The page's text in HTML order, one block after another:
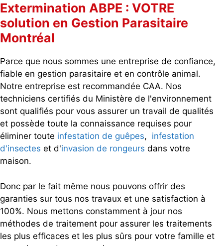
Extermination ABPE : VOTRE
solution en Gestion Parasitaire
Montréal
Parce que nous sommes une entreprise de confiance,
fiable en gestion parasitaire et en contrôle animal.
Notre entreprise est recommandée CAA. Nos
techniciens certifiés du Ministère de l'environnement
sont qualifiés pour vous assurer un travail de qualités
et possède toute la connaissance requises pour
éliminer toute infestation de guêpes, infestation
d'insectes et d'invasion de rongeurs dans votre
maison.
Donc par le fait même nous pouvons offrir des
garanties sur tous nos travaux et une satisfaction à
100%. Nous mettons constamment à jour nos
méthodes de traitement pour assurer les traitements
les plus efficaces et les plus sûrs pour votre famille et